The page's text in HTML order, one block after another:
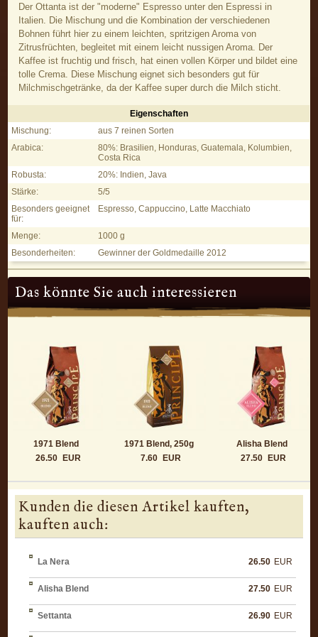
Der Ottanta ist der "moderne" Espresso unter den Espressi in
Italien. Die Mischung und die Kombination der verschiedenen
Bohnen führt hier zu einem leichten, spritzigen Aroma von
Zitrusfrüchten, begleitet mit einem leicht nussigen Aroma. Der
Kaffee ist fruchtig und frisch, hat einen vollen Körper und bildet eine
tolle Crema. Diese Mischung eignet sich besonders gut für
Milchmischgetränke, da der Kaffee super durch die Milch sticht.
Ottanta - Eigenschaften
Eigenschaften
Mischung:
aus 7 reinen Sorten
Arabica:
80%: Brasilien, Honduras, Guatemala, Kolumbien,
Costa Rica
Robusta:
20%: Indien, Java
Stärke:
5/5
Besonders geeignet
für:
Espresso, Cappuccino, Latte Macchiato
Menge:
1000 g
Besonderheiten:
Gewinner der Goldmedaille 2012
Das könnte Sie auch interessieren
1971 Blend
26.50
EUR
1971 Blend, 250g
7.60
EUR
Alisha Blend
27.50
EUR
Kunden die diesen Artikel kauften,
kauften auch:
La Nera 26.50 EUR
Alisha Blend 27.50 EUR
Settanta 26.90 EUR